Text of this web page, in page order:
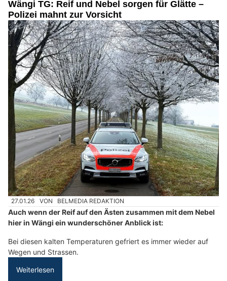
Wängi TG: Reif und Nebel sorgen für Glätte –
Polizei mahnt zur Vorsicht
27.01.26 VON BELMEDIA REDAKTION
Auch wenn der Reif auf den Ästen zusammen mit dem Nebel
hier in Wängi ein wunderschöner Anblick ist:
Bei diesen kalten Temperaturen gefriert es immer wieder auf
Wegen und Strassen.
Weiterlesen